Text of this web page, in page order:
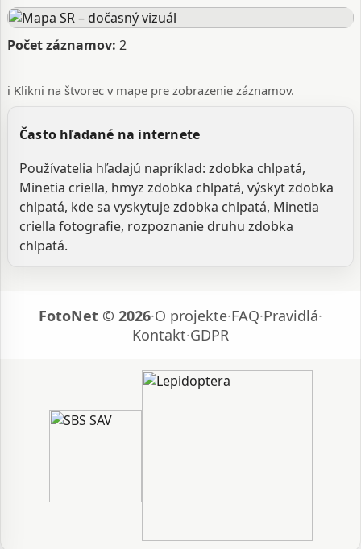
Počet záznamov: 2
ℹ️ Klikni na štvorec v mape pre zobrazenie záznamov.
Často hľadané na internete
Používatelia hľadajú napríklad: zdobka chlpatá,
Minetia criella, hmyz zdobka chlpatá, výskyt zdobka
chlpatá, kde sa vyskytuje zdobka chlpatá, Minetia
criella fotografie, rozpoznanie druhu zdobka
chlpatá.
FotoNet © 2026·O projekte·FAQ·Pravidlá·
Kontakt·GDPR